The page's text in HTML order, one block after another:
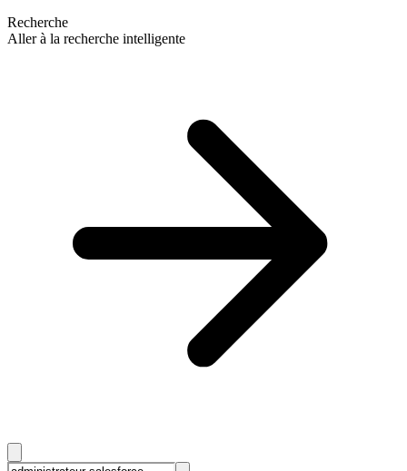
Recherche
Aller à la recherche intelligente